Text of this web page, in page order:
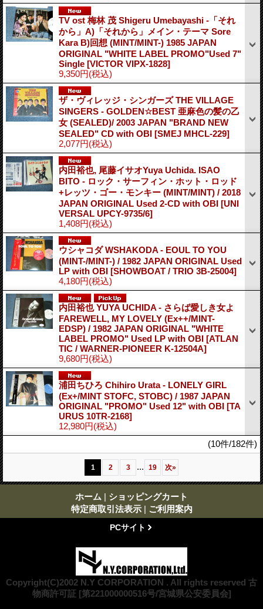
TV ost 梅林 茂 Shigeru Umebayashi -「それ
から」A)「それから」メイン・テーマ Sore
Kara B)回想 (MINT/MINT-) 1985 JAPAN
ORIGINAL "WHITE LABEL PROMO"Used 7"
Single [VICTOR VIPX-1828]
9,350円(税込)
ザ・ヴィレッジ・シンガーズ THE VILLAGE
SINGERS - GOLDEN☆BEST 亜麻色の髪の乙
女 (SEALED)/ 2003 JAPAN "BRAND NEW
SEALED" CD with OBI [SMEJ MHCL-229]
2,077円(税込)
内田裕也, 尾藤イサオYuya Uchida. ISAO
BITO - ロック・サーフィン・ホット・ロッド
+レッツ・ゴー・モンキー (MINT/MINT) / 2018
JAPAN ORIGINAL Used 2-CD with OBI [UNI
VERSAL UPCY-9735/6]
1,408円(税込)
ウシャコダ WSHAKODA - EOUL TO YOU
(MINT-/MINT-) / 1982 JAPAN ORIGINAL Used
LP with OBI [SHOWBOAT / TRIO 3B-25004]
4,180円(税込)
内田裕也 YUYA UCHIDA - さらば愛しき女よ
FAREWELL, MY LOVELY (Ex++/MINT-
EDSP) / 1982 JAPAN ORIGINAL "WHITE
LABEL PROMO" Used LP with OBI [ATLAN
TIC / WARNER-PIONEER K-12504A]
9,680円(税込)
浦田ちひろ Chihiro Urata - LONELY GIRL
(Ex+/MINT STOFC, STOBC) / 1987 JAPAN
ORIGINAL "PROMO" Used 12" with OBI [TA
URUS 10TR-2168]
12,980円(税込)
(10件/182件)
1 2 3 ... 19 次»
ホーム | ショッピングカート
特定商取引法表示 | ご利用案内
PCサイト
Copyright(C)2002 N.Y CORPORATION . All rights reserved 古
物商許可証 [第221000000516号/宮城県公安委員会]